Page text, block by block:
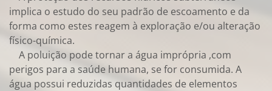
implica o estudo do seu padrão de escoamento e da
forma como estes reagem à exploração e/ou alteração
físico-química.
A poluição pode tornar a água imprópria ,com
perigos para a saúde humana, se for consumida. A
água possui reduzidas quantidades de elementos